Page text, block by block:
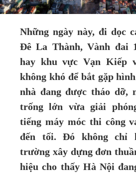
Những ngày này, đi dọc
Đê La Thành, Vành đai
hay khu vực Vạn Kiếp
không khó để bắt gặp
nhà đang được tháo dỡ,
trống lớn vừa giải
tiếng máy móc thi công
đến tối. Đó không chỉ
trường xây dựng đơn
hiệu cho thấy Hà Nội